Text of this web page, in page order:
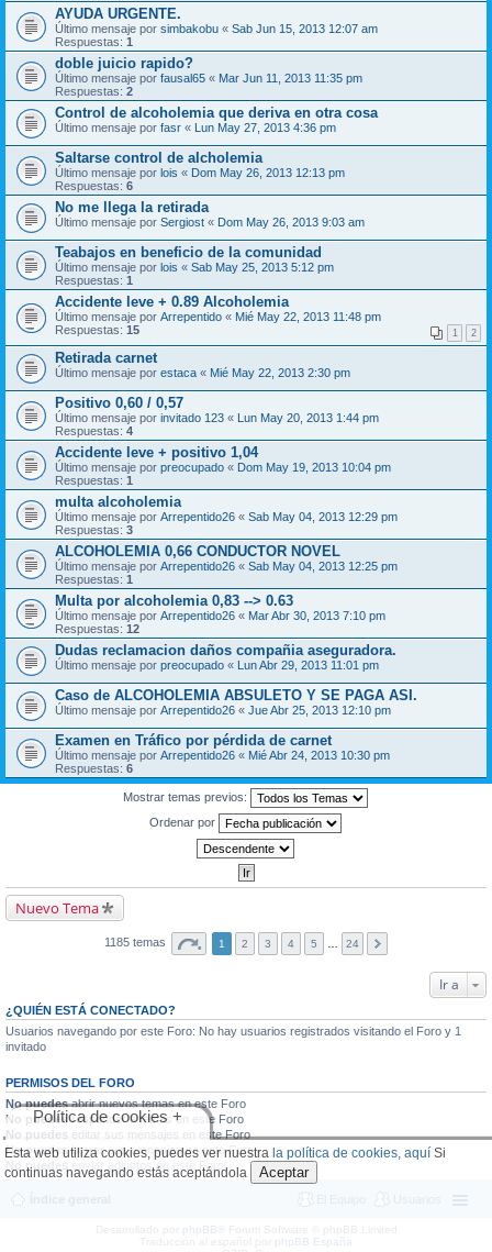
AYUDA URGENTE.
Último mensaje por simbakobu « Sab Jun 15, 2013 12:07 am
Respuestas: 1
doble juicio rapido?
Último mensaje por fausal65 « Mar Jun 11, 2013 11:35 pm
Respuestas: 2
Control de alcoholemia que deriva en otra cosa
Último mensaje por fasr « Lun May 27, 2013 4:36 pm
Saltarse control de alcholemia
Último mensaje por lois « Dom May 26, 2013 12:13 pm
Respuestas: 6
No me llega la retirada
Último mensaje por Sergiost « Dom May 26, 2013 9:03 am
Teabajos en beneficio de la comunidad
Último mensaje por lois « Sab May 25, 2013 5:12 pm
Respuestas: 1
Accidente leve + 0.89 Alcoholemia
Último mensaje por Arrepentido « Mié May 22, 2013 11:48 pm
Respuestas: 15 1 2
Retirada carnet
Último mensaje por estaca « Mié May 22, 2013 2:30 pm
Positivo 0,60 / 0,57
Último mensaje por invitado 123 « Lun May 20, 2013 1:44 pm
Respuestas: 4
Accidente leve + positivo 1,04
Último mensaje por preocupado « Dom May 19, 2013 10:04 pm
Respuestas: 1
multa alcoholemia
Último mensaje por Arrepentido26 « Sab May 04, 2013 12:29 pm
Respuestas: 3
ALCOHOLEMIA 0,66 CONDUCTOR NOVEL
Último mensaje por Arrepentido26 « Sab May 04, 2013 12:25 pm
Respuestas: 1
Multa por alcoholemia 0,83 --> 0.63
Último mensaje por Arrepentido26 « Mar Abr 30, 2013 7:10 pm
Respuestas: 12
Dudas reclamacion daños compañia aseguradora.
Último mensaje por preocupado « Lun Abr 29, 2013 11:01 pm
Caso de ALCOHOLEMIA ABSULETO Y SE PAGA ASI.
Último mensaje por Arrepentido26 « Jue Abr 25, 2013 12:10 pm
Examen en Tráfico por pérdida de carnet
Último mensaje por Arrepentido26 « Mié Abr 24, 2013 10:30 pm
Respuestas: 6
Mostrar temas previos:
Ordenar por
Nuevo Tema
1185 temas 1 2 3 4 5 24
Ir a
¿QUIÉN ESTÁ CONECTADO?
Usuarios navegando por este Foro: No hay usuarios registrados visitando el Foro y 1
invitado
PERMISOS DEL FORO
No puedesabrir nuevos temas en este Foro
No puedesresponder a temas en este Foro
No puedes editar sus mensajes en este Foro
No puedesborrar sus mensajes en este Foro
No puedes
enviar adjuntos en este Foro
Índice general Usuarios
El Equipo
Esta web utiliza cookies, puedes ver nuestra la política de cookies, aquí Si
continuas navegando estás aceptándola
Aceptar
Política de cookies +
phpBB
phpBB España